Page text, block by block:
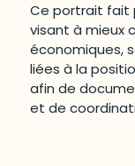
Ce portrait fait
visant à mieux
économiques,
liées à la
afin de
et de